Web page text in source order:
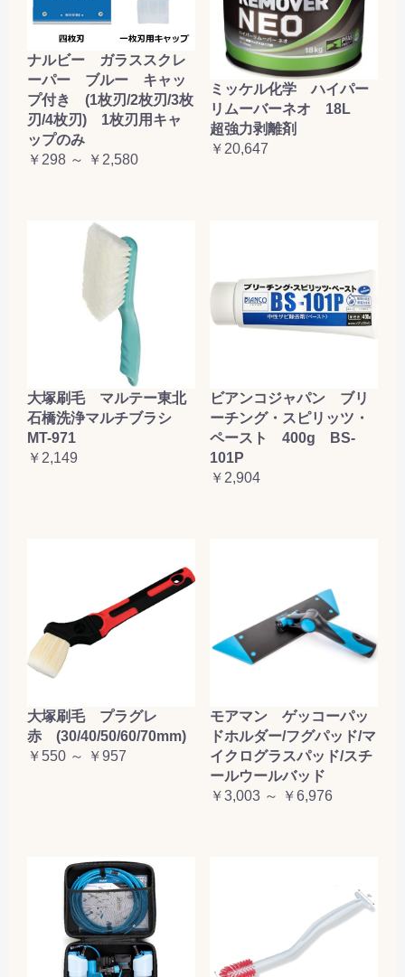
ナルビー ガラススクレ
ーパー ブルー キャッ
プ付き (1枚刃/2枚刃/3枚
刃/4枚刃) 1枚刃用キャ
ップのみ
￥298 ～ ￥2,580
ミッケル化学 ハイパー
リムーバーネオ 18L
超強力剥離剤
￥20,647
大塚刷毛 マルテー東北
石橋洗浄マルチブラシ
MT-971
￥2,149
ビアンコジャパン ブリ
ーチング・スピリッツ・
ペースト 400g BS-
101P
￥2,904
大塚刷毛 プラグレ
赤 (30/40/50/60/70mm)
￥550 ～ ￥957
モアマン ゲッコーパッ
ドホルダー/フグパッド/マ
イクログラスパッド/スチ
ールウールバッド
￥3,003 ～ ￥6,976